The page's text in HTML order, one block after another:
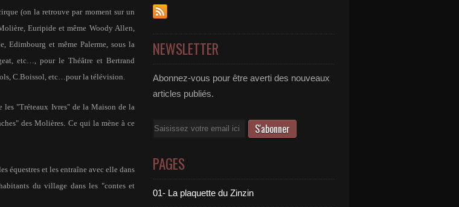
(on la retrouve par moment sur un
Euripide et même Woody Allen,
Edimbourg et même Palerme, sous la
etc…, pour le Théâtre et Bertrand
C.Boissol, etc…pour la télévision.
les "Tréteaux Ivres" de la Maison de la
des Molières. Ce qui la mène à ce
équestres et les entraîne avec elle dans
du village dans les "contes et
NEWSLETTER
Abonnez-vous pour être averti des nouveaux
articles publiés.
Email
PAGES
01- La plaquette du Zinzin